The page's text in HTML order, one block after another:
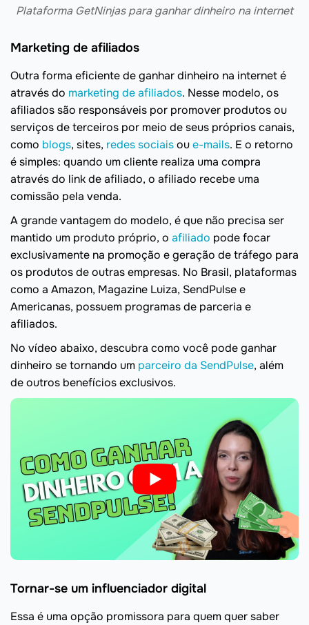
Plataforma GetNinjas para ganhar dinheiro na internet
Marketing de afiliados
Outra forma eficiente de ganhar dinheiro na internet é
através do marketing de afiliados. Nesse modelo, os
afiliados são responsáveis por promover produtos ou
serviços de terceiros por meio de seus próprios canais,
como blogs, sites, redes sociaisoue-mails. E o retorno
é simples: quando um cliente realiza uma compra
através do link de afiliado, o afiliado recebe uma
comissão pela venda.
A grande vantagem do modelo, é que não precisa ser
mantido um produto próprio, o afiliado pode focar
exclusivamente na promoção e geração de tráfego para
os produtos de outras empresas. No Brasil, plataformas
como a Amazon, Magazine Luiza, SendPulse e
Americanas, possuem programas de parceria e
afiliados.
No vídeo abaixo, descubra como você pode ganhar
dinheiro se tornando um parceiro da SendPulse, além
de outros benefícios exclusivos.
Tornar-se um influenciador digital
Essa é uma opção promissora para quem quer saber